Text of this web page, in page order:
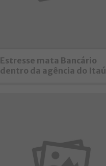
Estresse mata Bancário
dentro da agência do Itaú